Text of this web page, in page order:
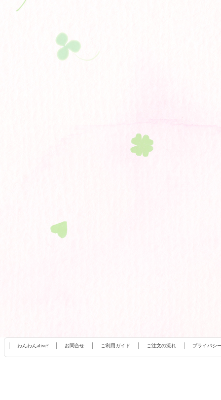
わんわんalive? お問合せ ご利用ガイド ご注文の流れ プライバシ